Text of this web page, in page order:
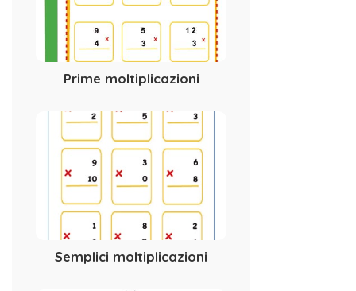
Prime moltiplicazioni
Semplici moltiplicazioni